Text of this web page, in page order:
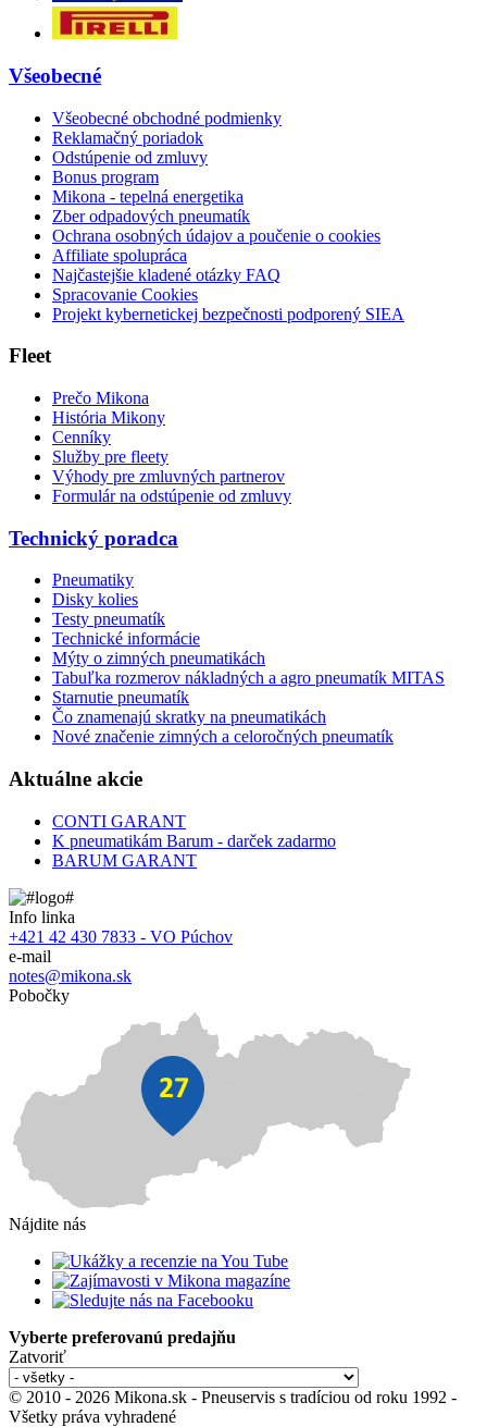
Všeobecné
Všeobecné obchodné podmienky
Reklamačný poriadok
Odstúpenie od zmluvy
Bonus program
Mikona - tepelná energetika
Zber odpadových pneumatík
Ochrana osobných údajov a poučenie o cookies
Affiliate spolupráca
Najčastejšie kladené otázky FAQ
Spracovanie Cookies
Projekt kybernetickej bezpečnosti podporený SIEA
Fleet
Prečo Mikona
História Mikony
Cenníky
Služby pre fleety
Výhody pre zmluvných partnerov
Formulár na odstúpenie od zmluvy
Technický poradca
Pneumatiky
Disky kolies
Testy pneumatík
Technické informácie
Mýty o zimných pneumatikách
Tabuľka rozmerov nákladných a agro pneumatík MITAS
Starnutie pneumatík
Čo znamenajú skratky na pneumatikách
Nové značenie zimných a celoročných pneumatík
Aktuálne akcie
CONTI GARANT
K pneumatikám Barum - darček zadarmo
BARUM GARANT
Info linka
+421 42 430 7833 - VO Púchov
e-mail
notes@mikona.sk
Pobočky
Nájdite nás
Vyberte preferovanú predajňu
Zatvoriť
© 2010 - 2026 Mikona.sk - Pneuservis s tradíciou od roku 1992 -
Všetky práva vyhradené